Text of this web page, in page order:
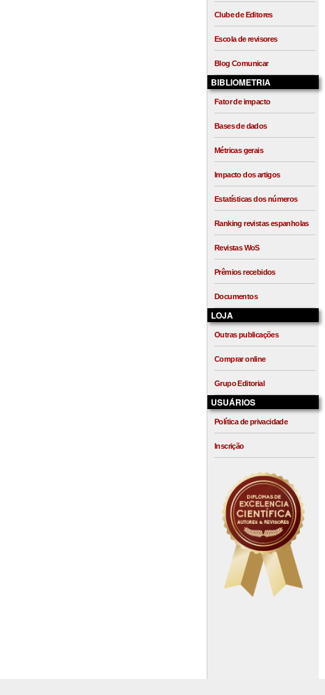
Clube de Editores
Escola de revisores
Blog Comunicar
BIBLIOMETRIA
Fator de impacto
Bases de dados
Métricas gerais
Impacto dos artigos
Estatísticas dos números
Ranking revistas espanholas
Revistas WoS
Prêmios recebidos
Documentos
LOJA
Outras publicações
Comprar online
Grupo Editorial
USUÁRIOS
Política de privacidade
Inscrição